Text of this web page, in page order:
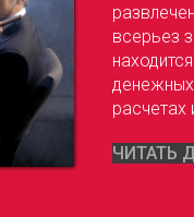
всерьез
ЧИТАТЬ